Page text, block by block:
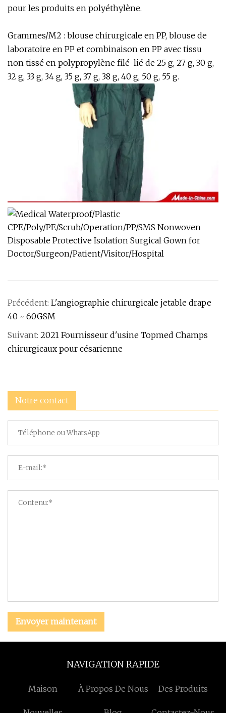
pour les produits en polyéthylène.
Grammes/M2 : blouse chirurgicale en PP, blouse de
laboratoire en PP et combinaison en PP avec tissu
non tissé en polypropylène filé-lié de 25 g, 27 g, 30 g,
32 g, 33 g, 34 g, 35 g, 37 g, 38 g, 40 g, 50 g, 55 g.
Précédent: L'angiographie chirurgicale jetable drape
40 ~ 60GSM
Suivant: 2021 Fournisseur d'usine Topmed Champs
chirurgicaux pour césarienne
Notre contact
Envoyer maintenant
NAVIGATION RAPIDE
Maison À Propos De Nous Des Produits